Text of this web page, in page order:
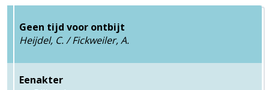
Geen tijd voor ontbijt
Heijdel, C. / Fickweiler, A.
Eenakter